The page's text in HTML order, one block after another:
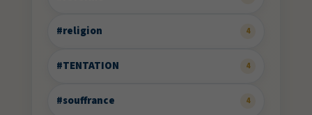
#religion 4
#TENTATION 4
#souffrance 4